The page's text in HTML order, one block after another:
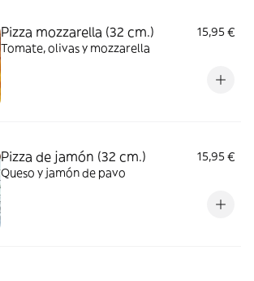
Pizza mozzarella (32 cm.)
15,95 €
Tomate, olivas y mozzarella
Pizza de jamón (32 cm.)
15,95 €
Queso y jamón de pavo